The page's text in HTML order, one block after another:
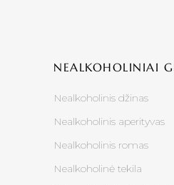
NEALKOHOLINIAI
Nealkoholinis džinas
Nealkoholinis aperityvas
Nealkoholinis romas
Nealkoholinė tekila